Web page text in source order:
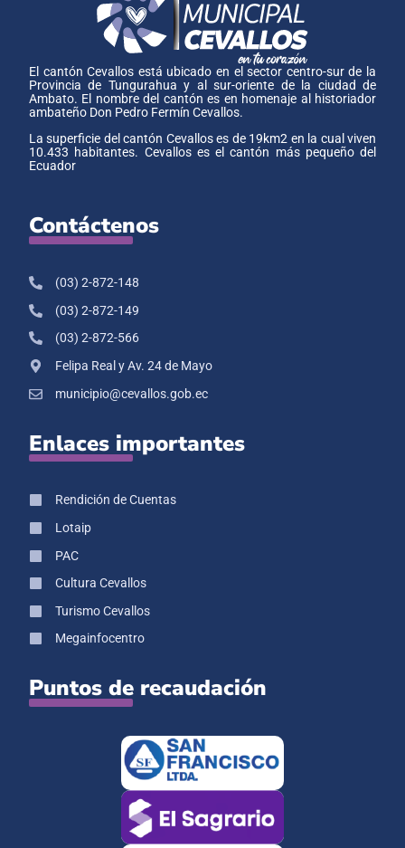
El cantón Cevallos está ubicado en el sector centro-sur de la
Provincia de Tungurahua y al sur-oriente de la ciudad de
Ambato. El nombre del cantón es en homenaje al historiador
ambateño Don Pedro Fermín Cevallos.
La superficie del cantón Cevallos es de 19km2 en la cual viven
10.433 habitantes. Cevallos es el cantón más pequeño del
Ecuador
Contáctenos
(03) 2-872-148
(03) 2-872-149
(03) 2-872-566
Felipa Real y Av. 24 de Mayo
municipio@cevallos.gob.ec
Enlaces importantes
Rendición de Cuentas
Lotaip
PAC
Cultura Cevallos
Turismo Cevallos
Megainfocentro
Puntos de recaudación